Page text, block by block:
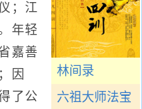
林间录
六祖大师法宝
；江
年轻
嘉善
因
了公